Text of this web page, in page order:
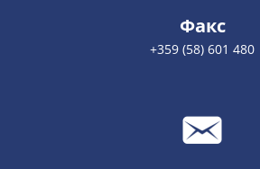
Факс
+359 (58) 601 480